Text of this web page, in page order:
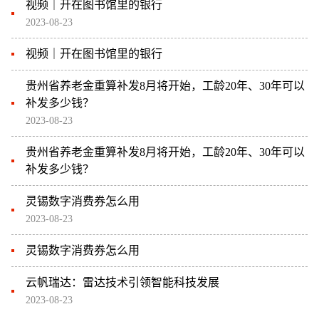
视频｜开在图书馆里的银行
2023-08-23
视频｜开在图书馆里的银行
贵州省养老金重算补发8月将开始，工龄20年、30年可以
补发多少钱？
2023-08-23
贵州省养老金重算补发8月将开始，工龄20年、30年可以
补发多少钱？
灵锡数字消费券怎么用
2023-08-23
灵锡数字消费券怎么用
云帆瑞达：雷达技术引领智能科技发展
2023-08-23